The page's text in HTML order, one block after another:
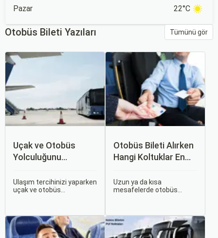
Pazar 22°C
Otobüs Bileti Yazıları Tümünü gör
Uçak ve Otobüs
Yolculuğunu
Sizin İçin Uygun?
Ulaşım tercihinizi yaparken
uçak ve otobüs
ihtiyaçlara hitap eden,
çeşitli avantajlar ve
Otobüs Bileti Alırken
Hangi Koltuklar En
Rehberi
Uzun ya da kısa
mesafelerde otobüs
otobüsle seyahat ederken
koltuk seçiminin ne kadar